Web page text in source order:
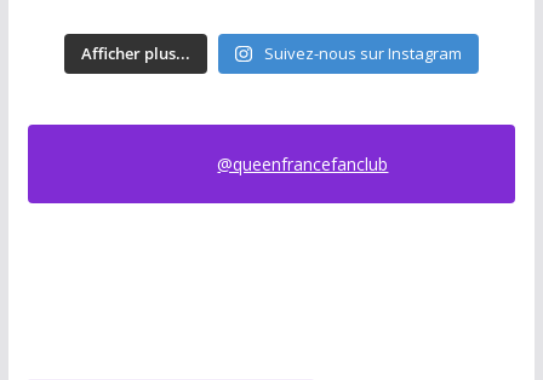
Afficher plus... Suivez-nous sur Instagram
@queenfrancefanclub